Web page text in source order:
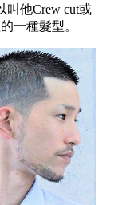
叫他Crew cut或
一種髮型。